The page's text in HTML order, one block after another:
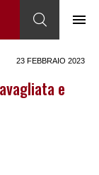
23 FEBBRAIO 2023
e